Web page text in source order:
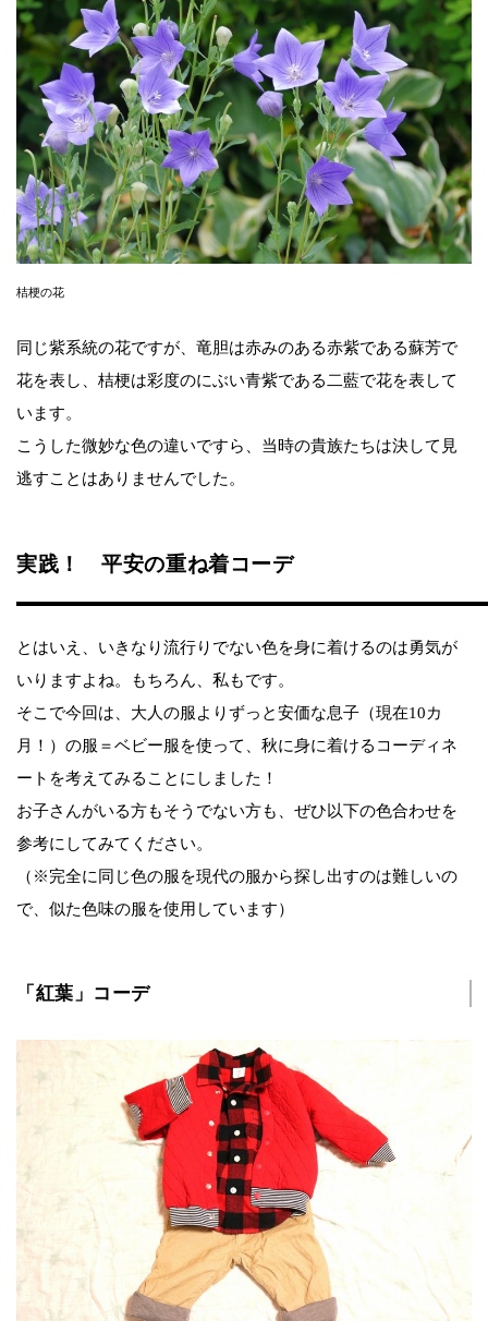
桔梗の花
同じ紫系統の花ですが、竜胆は赤みのある赤紫である蘇芳で
花を表し、桔梗は彩度のにぶい青紫である二藍で花を表して
います。
こうした微妙な色の違いですら、当時の貴族たちは決して見
逃すことはありませんでした。
実践！ 平安の重ね着コーデ
とはいえ、いきなり流行りでない色を身に着けるのは勇気が
いりますよね。もちろん、私もです。
そこで今回は、大人の服よりずっと安価な息子（現在10カ
月！）の服＝ベビー服を使って、秋に身に着けるコーディネ
ートを考えてみることにしました！
お子さんがいる方もそうでない方も、ぜひ以下の色合わせを
参考にしてみてください。
（※完全に同じ色の服を現代の服から探し出すのは難しいの
で、似た色味の服を使用しています）
「紅葉」コーデ